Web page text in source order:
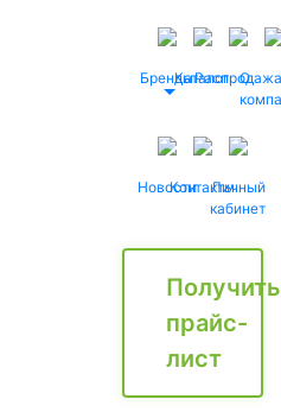
БрендыКаталог
Распродажа
О
НовостиКонтактыЛичный
кабинет
Получить
прайс-
лист